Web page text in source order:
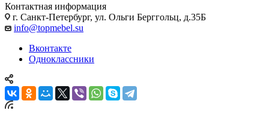
Контактная информация
г. Санкт-Петербург, ул. Ольги Берггольц, д.35Б
info@topmebel.su
Вконтакте
Одноклассники